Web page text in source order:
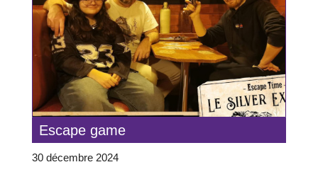
Escape game
30 décembre 2024